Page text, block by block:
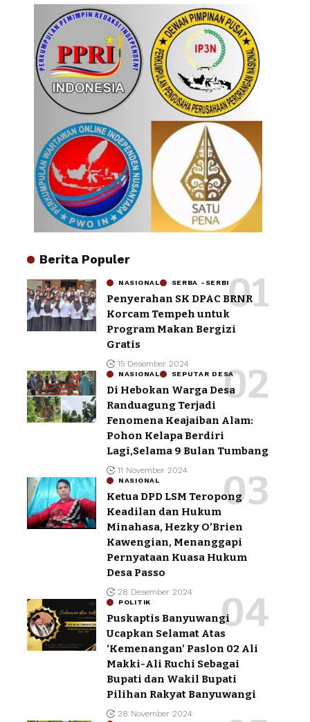
Berita Populer
NASIONAL SERBA -SERBI
Penyerahan SK DPAC BRNR
Korcam Tempeh untuk
Program Makan Bergizi
Gratis
15 Desember 2024
NASIONAL SEPUTAR DESA
Di Hebokan Warga Desa
Randuagung Terjadi
Fenomena Keajaiban Alam:
Pohon Kelapa Berdiri
Lagi,Selama 9 Bulan Tumbang
11 November 2024
NASIONAL
Ketua DPD LSM Teropong
Keadilan dan Hukum
Minahasa, Hezky O’Brien
Kawengian, Menanggapi
Pernyataan Kuasa Hukum
Desa Passo
28 Desember 2024
POLITIK
Puskaptis Banyuwangi
Ucapkan Selamat Atas
‘Kemenangan’ Paslon 02 Ali
Makki-Ali Ruchi Sebagai
Bupati dan Wakil Bupati
Pilihan Rakyat Banyuwangi
28 November 2024